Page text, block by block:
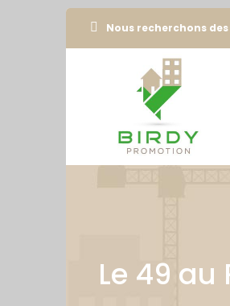
Nous recherchons
Le 49